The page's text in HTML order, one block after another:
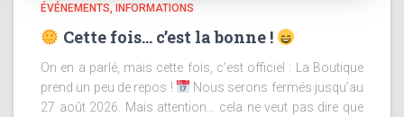
ÉVÉNEMENTS INFORMATIONS
Cette fois… c’est la bonne !
On en a parlé, mais cette fois, c’est officiel : La Boutique
prend un peu de repos !
Nous serons fermés jusqu’au
27 août 2026. Mais attention… cela ne veut pas dire que